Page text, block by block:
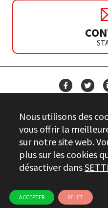
CHAÎNE ÉTHIQUE
Nous utilisons des
vous offrir la
sur notre site web.
plus sur les cookies
désactiver dans
ACCEPTER REJET